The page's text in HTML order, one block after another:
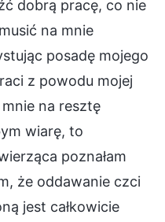
dobrą pracę, co nie
na mnie
posadę mojego
z powodu mojej
na resztę
wiarę, to
poznałam
że oddawanie czci
jest całkowicie